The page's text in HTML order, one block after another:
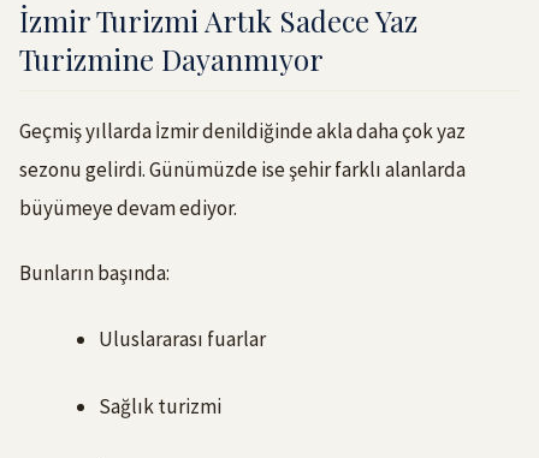
İzmir Turizmi Artık Sadece Yaz
Turizmine Dayanmıyor
Geçmiş yıllarda İzmir denildiğinde akla daha çok yaz
sezonu gelirdi. Günümüzde ise şehir farklı alanlarda
büyümeye devam ediyor.
Bunların başında:
Uluslararası fuarlar
Sağlık turizmi